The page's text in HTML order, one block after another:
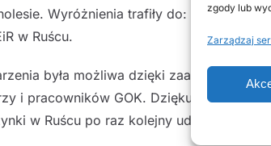
zgody lub
Zarządzaj
Wyróżnienia trafiły do: KGW
w Ruścu.
była możliwa dzięki
i pracowników GOK. Dziękujemy
w Ruścu po raz kolejny udowodniły,